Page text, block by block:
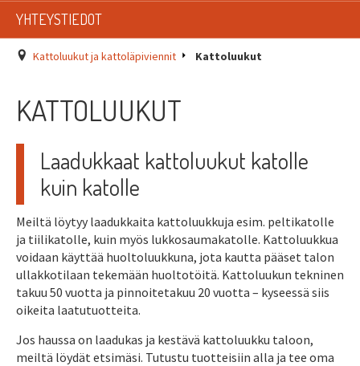
LISTAT
SADEVESIJÄRJESTELMÄT
KATTOLUUKUT JA KATTOLÄPIVIENNIT
TARVIKKEET
TARJOUSTUOTTEET
PYYDÄ TARJOUS ASENNUKSESTA
YHTEYSTIEDOT
Kattoluukut ja kattoläpiviennit Kattoluukut
KATTOLUUKUT
Laadukkaat kattoluukut katolle
kuin katolle
Meiltä löytyy laadukkaita kattoluukkuja esim. peltikatolle
ja tiilikatolle, kuin myös lukkosaumakatolle. Kattoluukkua
voidaan käyttää huoltoluukkuna, jota kautta pääset talon
ullakkotilaan tekemään huoltotöitä. Kattoluukun tekninen
takuu 50 vuotta ja pinnoitetakuu 20 vuotta – kyseessä siis
oikeita laatutuotteita.
Jos haussa on laadukas ja kestävä kattoluukku taloon,
meiltä löydät etsimäsi. Tutustu tuotteisiin alla ja tee oma